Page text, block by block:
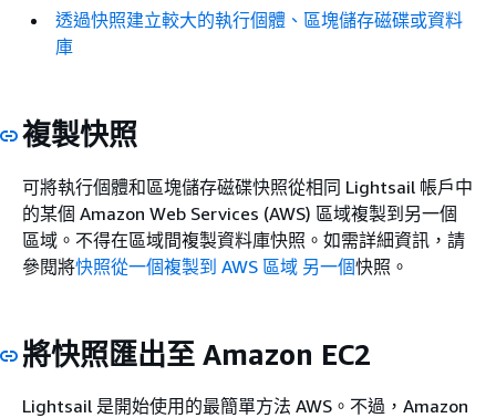
透過快照建立較大的執行個體、區塊儲存磁碟或資料
庫
複製快照
可將執行個體和區塊儲存磁碟快照從相同 Lightsail 帳戶中
的某個 Amazon Web Services (AWS) 區域複製到另一個
區域。不得在區域間複製資料庫快照。如需詳細資訊，請
參閱將快照從一個複製到 AWS 區域 另一個快照。
將快照匯出至 Amazon EC2
Lightsail 是開始使用的最簡單方法 AWS。不過，Amazon